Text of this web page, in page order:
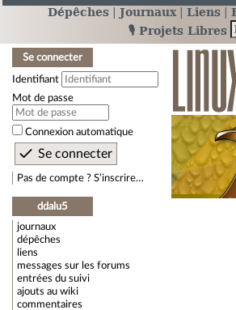
Dépêches Journaux Liens
🎙️ Projets Libres
Se connecter
Identifiant
Mot de passe
Connexion automatique
Pas de compte ? S’inscrire…
ddalu5
journaux
dépêches
liens
messages sur les forums
entrées du suivi
ajouts au wiki
commentaires